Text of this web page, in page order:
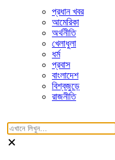
প্রধান খবর
আমেরিকা
অর্থনীতি
খেলাধুলা
ধর্ম
প্রবাস
বাংলাদেশ
বিশ্বজুড়ে
রাজনীতি